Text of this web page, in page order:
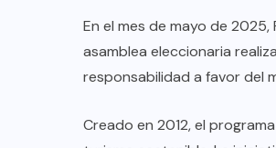
En el mes de mayo de 2025,
asamblea eleccionaria
responsabilidad a favor del
Creado en 2012, el